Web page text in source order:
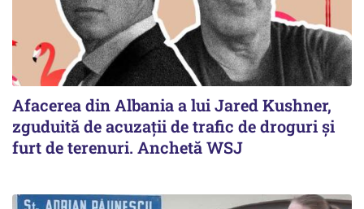
Afacerea din Albania a lui Jared Kushner,
zguduită de acuzații de trafic de droguri și
furt de terenuri. Anchetă WSJ